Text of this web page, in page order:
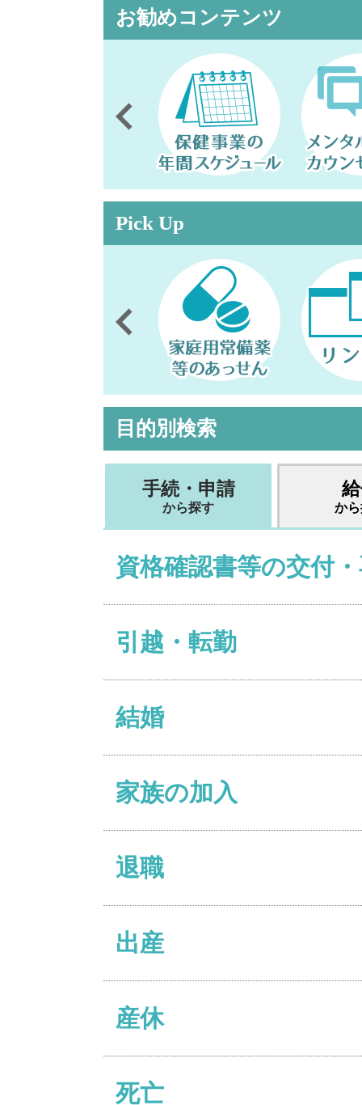
お勧めコンテンツ
Pick Up
目的別検索
手続・申請
から探す か
資格確認書等の交付
引越・転勤
結婚
家族の加入
退職
出産
産休
死亡